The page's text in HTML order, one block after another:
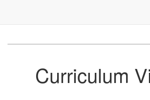
Curriculum